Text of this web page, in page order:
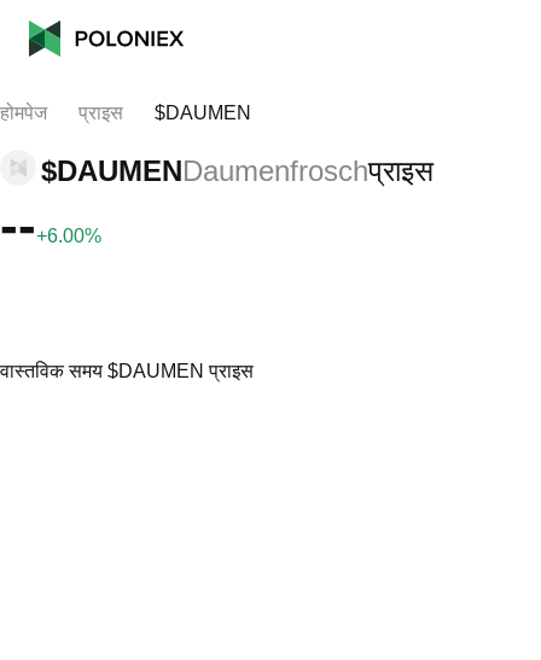
होमपेज प्राइस $DAUMEN
$DAUMENDaumenfroschप्राइस
--+6.00%
वास्तविक समय $DAUMEN प्राइस